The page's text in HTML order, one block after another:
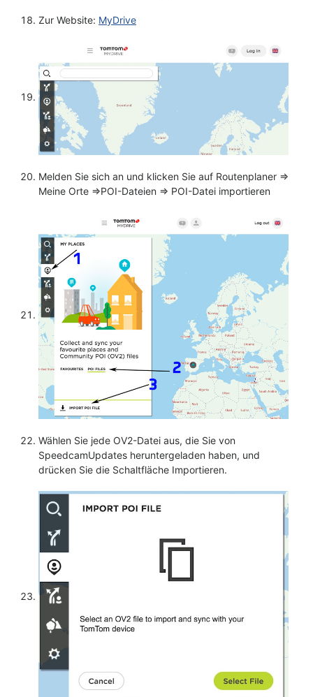
Zur Website: MyDrive
Melden Sie sich an und klicken Sie auf Routenplaner =>
Meine Orte =>POI-Dateien => POI-Datei importieren
Wählen Sie jede OV2-Datei aus, die Sie von
SpeedcamUpdates heruntergeladen haben, und
drücken Sie die Schaltfläche Importieren.